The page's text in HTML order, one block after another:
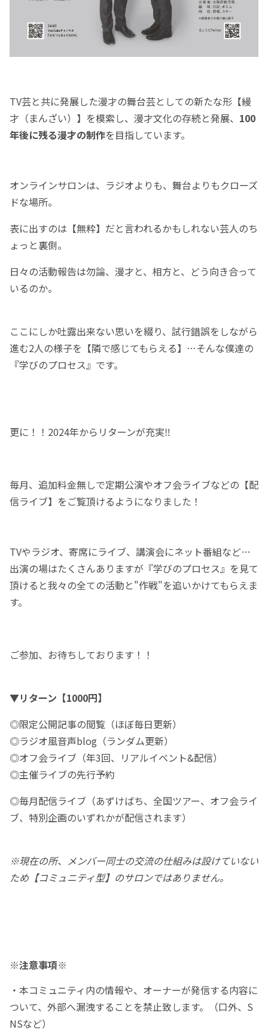
TV芸と共に発展した漫才の舞台芸としての新たな形【縵
才（まんざい）】を模索し、漫才文化の存続と発展、 100
年後に残る漫才の制作を目指しています。
オンラインサロンは、ラジオよりも、舞台よりもクローズ
ドな場所。
表に出すのは【無粋】だと言われるかもしれない芸人のち
ょっと裏側。
日々の活動報告は勿論、漫才と、相方と、どう向き合って
いるのか。
ここにしか吐露出来ない思いを綴り、試行錯誤をしながら
進む2人の様子を【隣で感じてもらえる】…そんな僕達の
『学びのプロセス』です。
更に！！2024年からリターンが充実‼
毎月、追加料金無しで定期公演やオフ会ライブなどの【配
信ライブ】をご覧頂けるようになりました！
TVやラジオ、寄席にライブ、講演会にネット番組など…
出演の場はたくさんありますが『学びのプロセス』を見て
頂けると我々の全ての活動と"作戦"を追いかけてもらえま
す。
ご参加、お待ちしております！！
▼リターン【1000円】
◎限定公開記事の閲覧（ほぼ毎日更新）
◎ラジオ風音声blog（ランダム更新）
◎オフ会ライブ（年3回、リアルイベント&配信）
◎主催ライブの先行予約
◎毎月配信ライブ（あずけばち、全国ツアー、オフ会ライ
ブ、特別企画のいずれかが配信されます）
※現在の所、メンバー同士の交流の仕組みは設けていない
ため【コミュニティ型】のサロンではありません。
※注意事項※
・本コミュニティ内の情報や、オーナーが発信する内容に
ついて、外部へ漏洩することを禁止致します。（口外、S
NSなど）